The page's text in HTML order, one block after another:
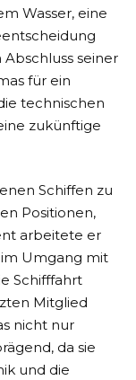
Wasser, eine
seiner
für ein
technischen
zukünftige
Schiffen zu
Positionen,
arbeitete er
im Umgang mit
Schifffahrt
Mitglied
nicht nur
da sie
und die